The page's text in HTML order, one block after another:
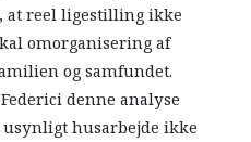
at reel ligestilling ikke
omorganisering af
og samfundet.
denne analyse
husarbejde ikke